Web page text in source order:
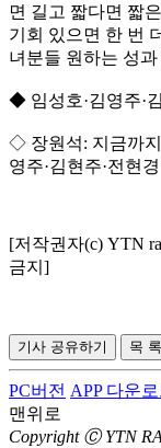
면 길고 짧다면 짧
기회 있으면 한 번
녀분들 원하는 성
◆ 임성호·김영주·
◇ 장원석: 지금까
영주·김현주·전현
[저작권자(c) YTN
금지]
기사 공유하기 목 록
PC버전 APP 다운로
맨위로
Copyright Ⓒ YTN